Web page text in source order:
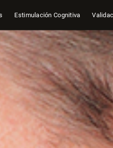
Estimulación Cognitiva